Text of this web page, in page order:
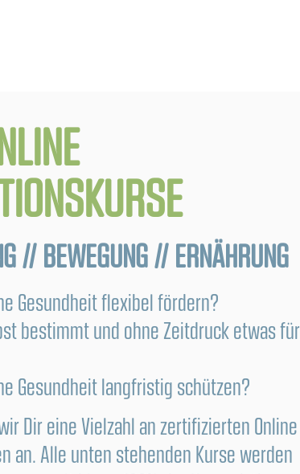
// BEWEGUNG // ERNÄHRUNG
Gesundheit flexibel fördern?
bestimmt und ohne Zeitdruck etwas für
Gesundheit langfristig schützen?
Dir eine Vielzahl an zertifizierten Online
an. Alle unten stehenden Kurse werden